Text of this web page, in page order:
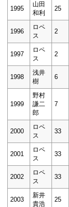
1995
山田
和利
25
1996
ロペ
ス
2
1997
ロペ
ス
2
1998
浅井
樹
6
1999
野村
謙二
郎
7
2000
ロペ
ス
33
2001
ロペ
ス
33
2002
ロペ
ス
33
2003
新井
貴浩
25